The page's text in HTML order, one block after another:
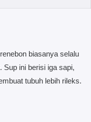
biasanya selalu
Sup ini berisi iga sapi,
tubuh lebih rileks.